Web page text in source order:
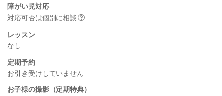
障がい児対応
対応可否は個別に相談
レッスン
なし
定期予約
お引き受けしていません
お子様の撮影（定期特典）